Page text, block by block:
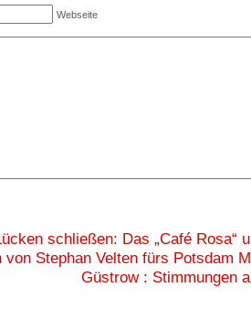
Webseite
schließen: Das „Café Rosa“
von Stephan Velten fürs Potsdam
Güstrow : Stimmungen